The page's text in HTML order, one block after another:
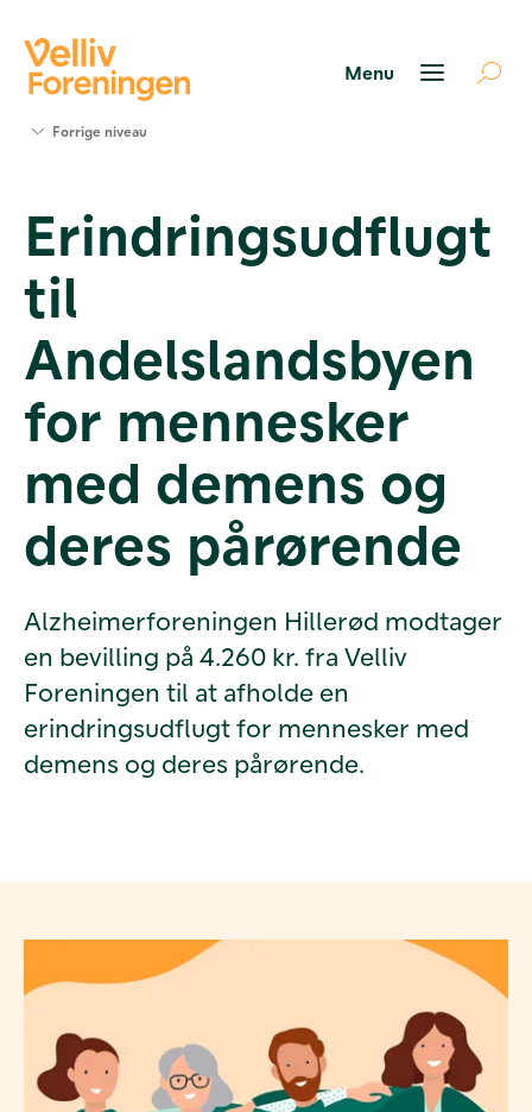
Værktøjer
og viden
Om Velliv
Foreningen
os
Forrige niveau
Erindringsudflugt
til
Andelslandsbyen
for mennesker
med demens og
deres pårørende
Alzheimerforeningen Hillerød modtager
en bevilling på 4.260 kr. fra Velliv
Foreningen til at afholde en
erindringsudflugt for mennesker med
demens og deres pårørende.